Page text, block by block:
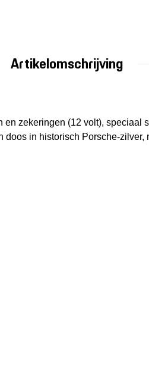
Artikelomschrijving
zekeringen (12 volt), speciaal
in historisch Porsche-